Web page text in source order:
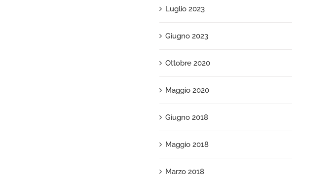
Luglio 2023
Giugno 2023
Ottobre 2020
Maggio 2020
Giugno 2018
Maggio 2018
Marzo 2018